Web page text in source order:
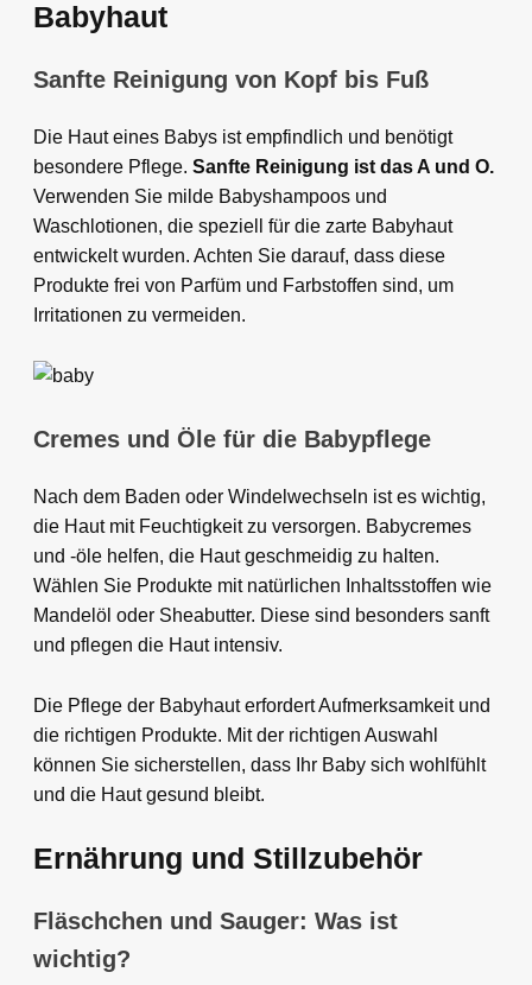
Babyhaut
Sanfte Reinigung von Kopf bis Fuß
Die Haut eines Babys ist empfindlich und benötigt
besondere Pflege. Sanfte Reinigung ist das A und O.
Verwenden Sie milde Babyshampoos und
Waschlotionen, die speziell für die zarte Babyhaut
entwickelt wurden. Achten Sie darauf, dass diese
Produkte frei von Parfüm und Farbstoffen sind, um
Irritationen zu vermeiden.
Cremes und Öle für die Babypflege
Nach dem Baden oder Windelwechseln ist es wichtig,
die Haut mit Feuchtigkeit zu versorgen. Babycremes
und -öle helfen, die Haut geschmeidig zu halten.
Wählen Sie Produkte mit natürlichen Inhaltsstoffen wie
Mandelöl oder Sheabutter. Diese sind besonders sanft
und pflegen die Haut intensiv.
Die Pflege der Babyhaut erfordert Aufmerksamkeit und
die richtigen Produkte. Mit der richtigen Auswahl
können Sie sicherstellen, dass Ihr Baby sich wohlfühlt
und die Haut gesund bleibt.
Ernährung und Stillzubehör
Fläschchen und Sauger: Was ist
wichtig?